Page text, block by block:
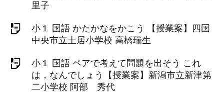
里子
小１ 国語 かたかなをかこう 【授業案】四国
中央市立土居小学校 高橋瑞生
小１ 国語 ペアで考えて問題を出そう これ
は，なんでしょう【授業案】新潟市立新津第
二小学校 阿部 秀代